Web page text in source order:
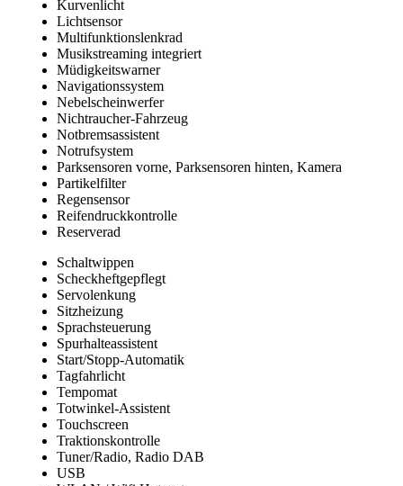
Kurvenlicht
Lichtsensor
Multifunktionslenkrad
Musikstreaming integriert
Müdigkeitswarner
Navigationssystem
Nebelscheinwerfer
Nichtraucher-Fahrzeug
Notbremsassistent
Notrufsystem
Parksensoren vorne, Parksensoren hinten, Kamera
Partikelfilter
Regensensor
Reifendruckkontrolle
Reserverad
Schaltwippen
Scheckheftgepflegt
Servolenkung
Sitzheizung
Sprachsteuerung
Spurhalteassistent
Start/Stopp-Automatik
Tagfahrlicht
Tempomat
Totwinkel-Assistent
Touchscreen
Traktionskontrolle
Tuner/Radio, Radio DAB
USB